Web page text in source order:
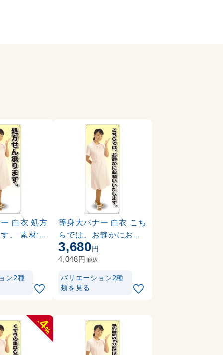
白衣 処方
。 素材:ポ
) (61736)
ン2種
等身大バナー 白衣 こち
らでは、お静かにお願
いいたします。 素材:ト
ロマット(厚手生地) (61
3,680円
4,048円 税込
バリエーション2種
類を見る
-
4
%